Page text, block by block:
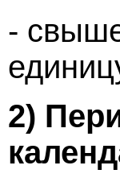
-
2)